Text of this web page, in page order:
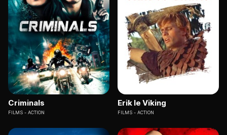
Criminals
FILMS ACTION
Erik le Viking
FILMS ACTION